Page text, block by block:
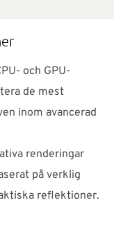
och GPU-
de mest
inom avancerad
renderingar
på verklig
reflektioner.